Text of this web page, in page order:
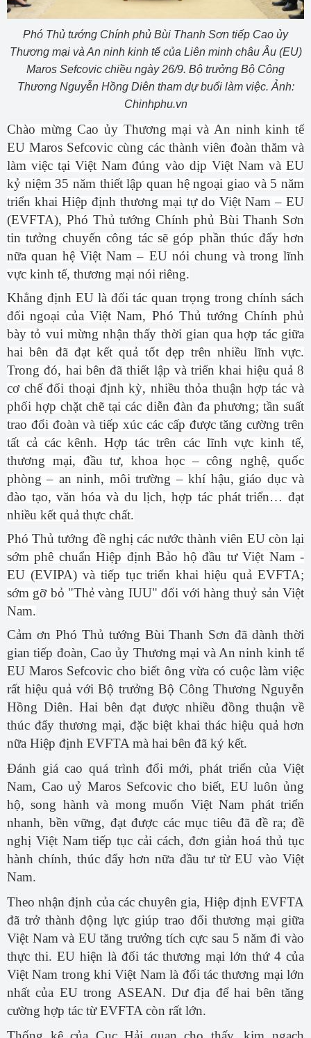
Phó Thủ tướng Chính phủ Bùi Thanh Sơn tiếp Cao ủy
Thương mại và An ninh kinh tế của Liên minh châu Âu (EU)
Maros Sefcovic chiều ngày 26/9. Bộ trưởng Bộ Công
Thương Nguyễn Hồng Diên tham dự buổi làm việc. Ảnh:
Chinhphu.vn
Chào mừng Cao ủy Thương mại và An ninh kinh tế
EU Maros Sefcovic cùng các thành viên đoàn thăm và
làm việc tại Việt Nam đúng vào dịp Việt Nam và EU
kỷ niệm 35 năm thiết lập quan hệ ngoại giao và 5 năm
triển khai Hiệp định thương mại tự do Việt Nam – EU
(EVFTA), Phó Thủ tướng Chính phủ Bùi Thanh Sơn
tin tưởng chuyến công tác sẽ góp phần thúc đẩy hơn
nữa quan hệ Việt Nam – EU nói chung và trong lĩnh
vực kinh tế, thương mại nói riêng.
Khẳng định EU là đối tác quan trọng trong chính sách
đối ngoại của Việt Nam, Phó Thủ tướng Chính phủ
bày tỏ vui mừng nhận thấy thời gian qua hợp tác giữa
hai bên đã đạt kết quả tốt đẹp trên nhiều lĩnh vực.
Trong đó, hai bên đã thiết lập và triển khai hiệu quả 8
cơ chế đối thoại định kỳ, nhiều thỏa thuận hợp tác và
phối hợp chặt chẽ tại các diễn đàn đa phương; tần suất
trao đổi đoàn và tiếp xúc các cấp được tăng cường trên
tất cả các kênh. Hợp tác trên các lĩnh vực kinh tế,
thương mại, đầu tư, khoa học – công nghệ, quốc
phòng – an ninh, môi trường – khí hậu, giáo dục và
đào tạo, văn hóa và du lịch, hợp tác phát triển… đạt
nhiều kết quả thực chất.
Phó Thủ tướng đề nghị các nước thành viên EU còn lại
sớm phê chuẩn Hiệp định Bảo hộ đầu tư Việt Nam -
EU (EVIPA) và tiếp tục triển khai hiệu quả EVFTA;
sớm gỡ bỏ "Thẻ vàng IUU" đối với hàng thuỷ sản Việt
Nam.
Cảm ơn Phó Thủ tướng Bùi Thanh Sơn đã dành thời
gian tiếp đoàn, Cao ủy Thương mại và An ninh kinh tế
EU Maros Sefcovic cho biết ông vừa có cuộc làm việc
rất hiệu quả với Bộ trưởng Bộ Công Thương Nguyễn
Hồng Diên. Hai bên đạt được nhiều đồng thuận về
thúc đẩy thương mại, đặc biệt khai thác hiệu quả hơn
nữa Hiệp định EVFTA mà hai bên đã ký kết.
Đánh giá cao quá trình đổi mới, phát triển của Việt
Nam, Cao uỷ Maros Sefcovic cho biết, EU luôn ủng
hộ, song hành và mong muốn Việt Nam phát triển
nhanh, bền vững, đạt được các mục tiêu đã đề ra; đề
nghị Việt Nam tiếp tục cải cách, đơn giản hoá thủ tục
hành chính, thúc đẩy hơn nữa đầu tư từ EU vào Việt
Nam.
Theo nhận định của các chuyên gia, Hiệp định EVFTA
đã trở thành động lực giúp trao đổi thương mại giữa
Việt Nam và EU tăng trưởng tích cực sau 5 năm đi vào
thực thi. EU hiện là đối tác thương mại lớn thứ 4 của
Việt Nam trong khi Việt Nam là đối tác thương mại lớn
nhất của EU trong ASEAN. Dư địa để hai bên tăng
cường hợp tác từ EVFTA còn rất lớn.